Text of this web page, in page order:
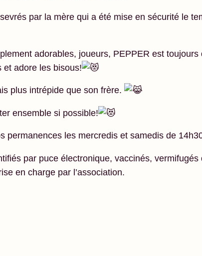
par la mère qui a été mise en sécurité le
adorables, joueurs, PEPPER est toujours
et adore les bisous!
plus intrépide que son frère.
ensemble si possible!
permanences les mercredis et samedis de
par puce électronique, vaccinés, vermifugés
en charge par l’association.